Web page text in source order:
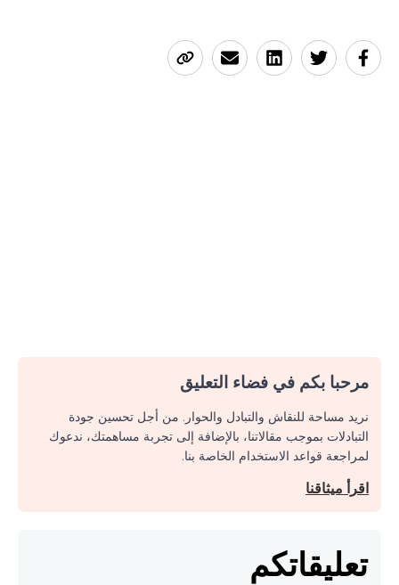
مرحبا بكم في فضاء التعليق
نريد مساحة للنقاش والتبادل والحوار. من أجل تحسين جودة
التبادلات بموجب مقالاتنا، بالإضافة إلى تجربة مساهمتك، ندعوك
لمراجعة قواعد الاستخدام الخاصة بنا.
اقرأ ميثاقنا
تعليقاتكم